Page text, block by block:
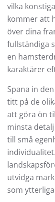
vilka
kommer att
över dina
fullständiga
en
karaktärer
Spana in
titt på de
att göra ön
minsta
till små
utvidga
som